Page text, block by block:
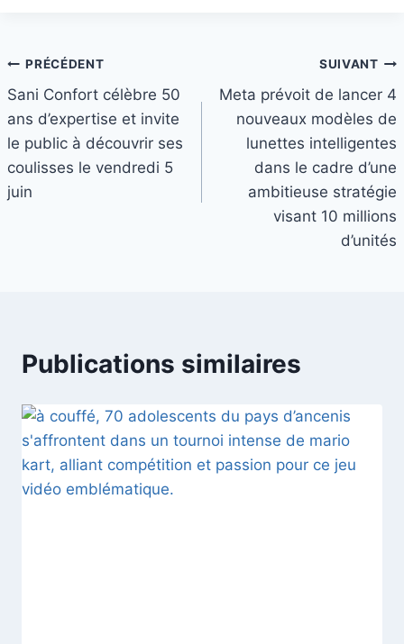
Navigation
de
l’article
PRÉCÉDENT
Sani Confort célèbre 50
ans d’expertise et invite
le public à découvrir ses
coulisses le vendredi 5
juin
SUIVANT
Meta prévoit de lancer 4
nouveaux modèles de
lunettes intelligentes
dans le cadre d’une
ambitieuse stratégie
visant 10 millions
d’unités
Publications similaires